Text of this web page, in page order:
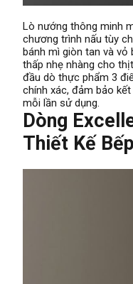
Lò nướng thông minh
chương trình nấu tùy
bánh mì giòn tan và
thấp nhẹ nhàng cho
đầu dò thực phẩm 3
chính xác, đảm bảo
mỗi lần sử dụng.
Dòng
Thiết Kế